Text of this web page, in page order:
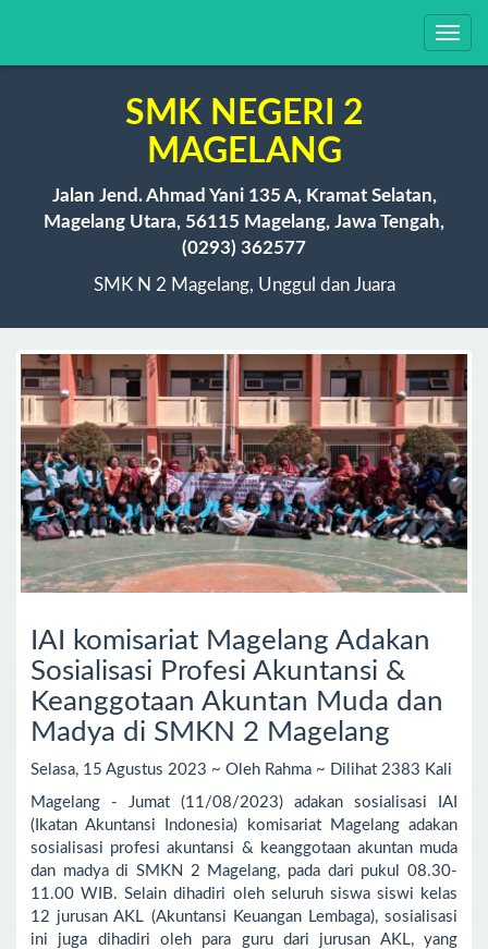
SMK NEGERI 2
MAGELANG
Jalan Jend. Ahmad Yani 135 A, Kramat Selatan,
Magelang Utara, 56115 Magelang, Jawa Tengah,
(0293) 362577
SMK N 2 Magelang, Unggul dan Juara
IAI komisariat Magelang Adakan
Sosialisasi Profesi Akuntansi &
Keanggotaan Akuntan Muda dan
Madya di SMKN 2 Magelang
Selasa, 15 Agustus 2023 ~ Oleh Rahma ~ Dilihat 2383 Kali
Magelang - Jumat (11/08/2023) adakan sosialisasi IAI
(Ikatan Akuntansi Indonesia) komisariat Magelang adakan
sosialisasi profesi akuntansi & keanggotaan akuntan muda
dan madya di SMKN 2 Magelang, pada dari pukul 08.30-
11.00 WIB. Selain dihadiri oleh seluruh siswa siswi kelas
12 jurusan AKL (Akuntansi Keuangan Lembaga), sosialisasi
ini juga dihadiri oleh para guru dari jurusan AKL, yang